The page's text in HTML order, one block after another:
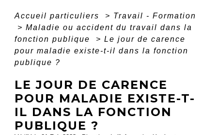
Accueil particuliers > Travail - Formation
> Maladie ou accident du travail dans la
fonction publique
> Le jour de carence
pour maladie existe-t-il dans la fonction
publique ?
LE JOUR DE CARENCE
POUR MALADIE EXISTE-T-
IL DANS LA FONCTION
PUBLIQUE ?